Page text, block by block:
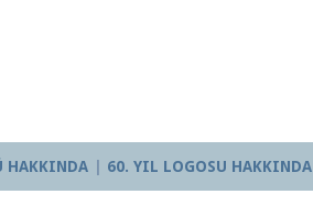
menü
HAKKINDA 60. YIL LOGOSU HAKKINDA